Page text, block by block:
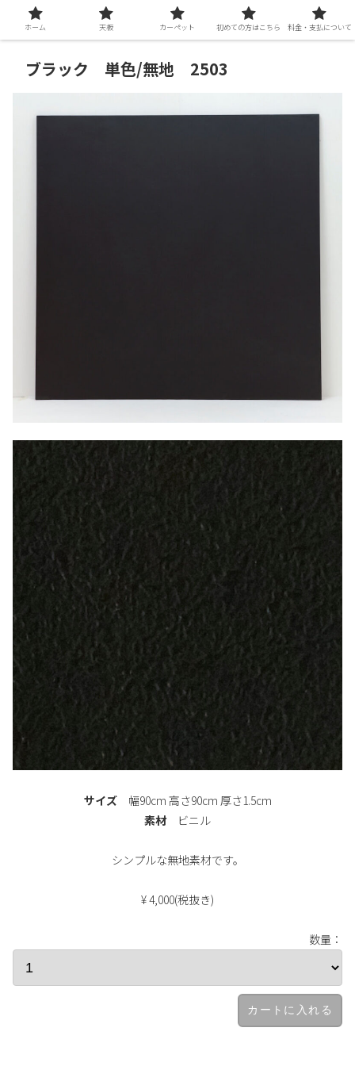
ブラック 単色/無地 2503
サイズ幅90cm 高さ90cm 厚さ1.5cm
素材 ビニル
シンプルな無地素材です。
¥ 4,000(税抜き)
数量：
ホーム 天板 カーペット 初めての方はこちら 料金・支払について